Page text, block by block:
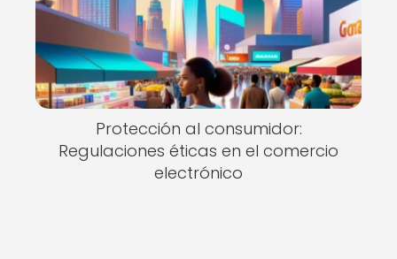
Protección al consumidor:
Regulaciones éticas en el comercio
electrónico